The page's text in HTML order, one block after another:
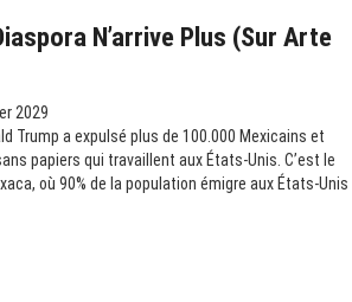
N’arrive Plus (sur Arte
2029
Trump a expulsé plus de 100.000 Mexicains et
papiers qui travaillent aux États-Unis. C’est le
où 90% de la population émigre aux États-Unis